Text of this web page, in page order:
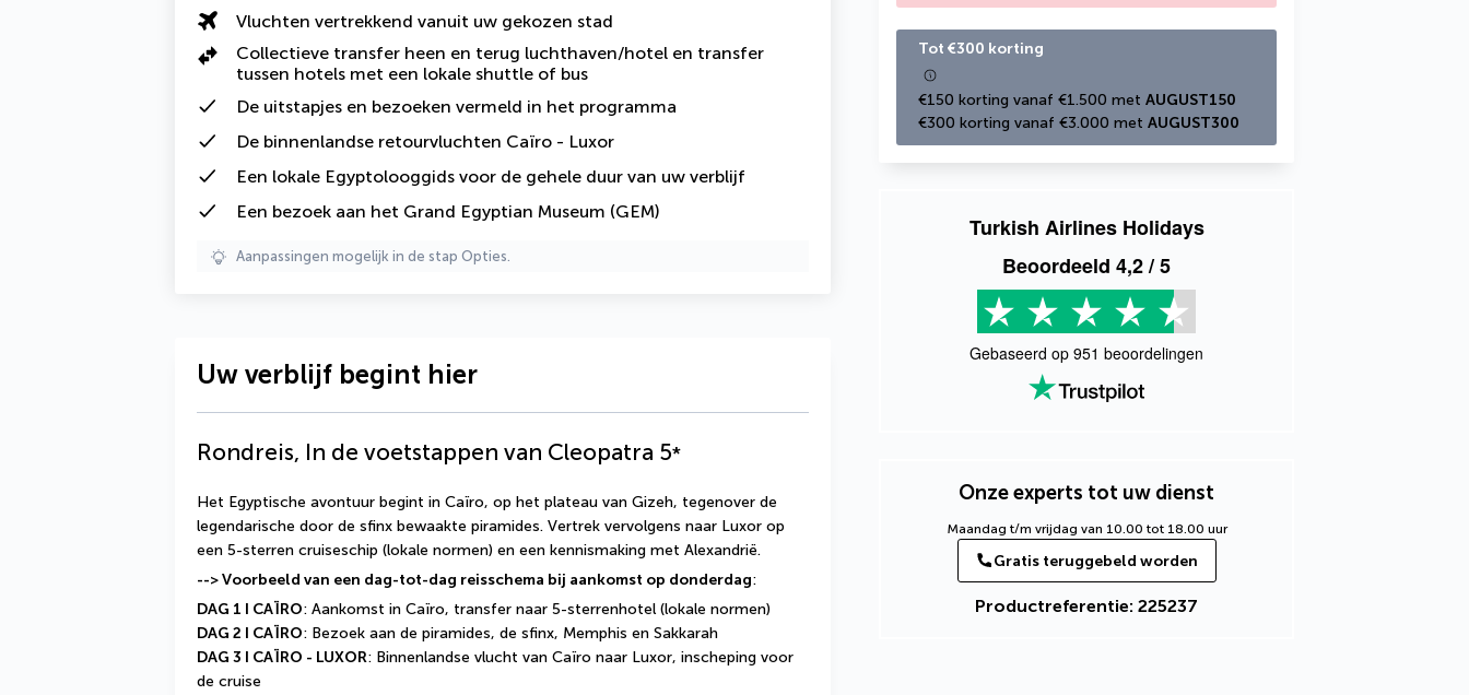
Tot €300 korting
€150 korting vanaf €1.500 met AUGUST150
€300 korting vanaf €3.000 met AUGUST300
Turkish Airlines Holidays
Beoordeeld 4,2/ 5
Gebaseerd op 951 beoordelingen
Onze experts tot uw dienst
Maandag t/m vrijdag van 10.00 tot 18.00 uur
Gratis teruggebeld worden
Productreferentie: 225237
Vluchten vertrekkend vanuit uw gekozen stad
Collectieve transfer heen en terug luchthaven/hotel en transfer
tussen hotels met een lokale shuttle of bus
De uitstapjes en bezoeken vermeld in het programma
De binnenlandse retourvluchten Caïro - Luxor
Een lokale Egyptolooggids voor de gehele duur van uw verblijf
Een bezoek aan het Grand Egyptian Museum (GEM)
Aanpassingen mogelijk in de stap Opties.
Uw verblijf begint hier
Rondreis, In de voetstappen van Cleopatra 5*
Het Egyptische avontuur begint in Caïro, op het plateau van Gizeh, tegenover de
legendarische door de sfinx bewaakte piramides. Vertrek vervolgens naar Luxor op
een 5-sterren cruiseschip (lokale normen) en een kennismaking met Alexandrië.
--> Voorbeeld van een dag-tot-dag reisschema bij aankomst op donderdag:
DAG 1 I CAÏRO: Aankomst in Caïro, transfer naar 5-sterrenhotel (lokale normen)
DAG 2 I CAÏRO: Bezoek aan de piramides, de sfinx, Memphis en Sakkarah
DAG 3 I CAÏRO - LUXOR: Binnenlandse vlucht van Caïro naar Luxor, inscheping voor
de cruise